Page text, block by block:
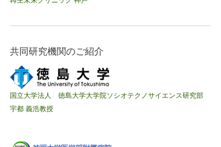
共同研究機関のご紹介
国立大学法人 徳島大学大学院ソシオテクノサイエンス研究部
宇都 義浩教授